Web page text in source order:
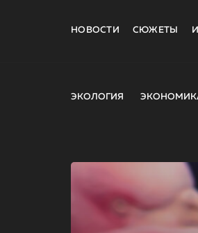
НОВОСТИ СЮЖЕТЫ
ЭКОЛОГИЯ